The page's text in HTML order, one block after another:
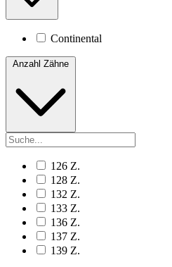
Continental
Anzahl Zähne
126 Z.
128 Z.
132 Z.
133 Z.
136 Z.
137 Z.
139 Z.